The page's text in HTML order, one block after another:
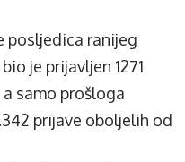
posljedica ranijeg
je prijavljen 1271
samo prošloga
prijave oboljelih od